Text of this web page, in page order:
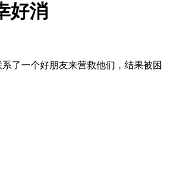
好消
了一个好朋友来营救他们，结果被困